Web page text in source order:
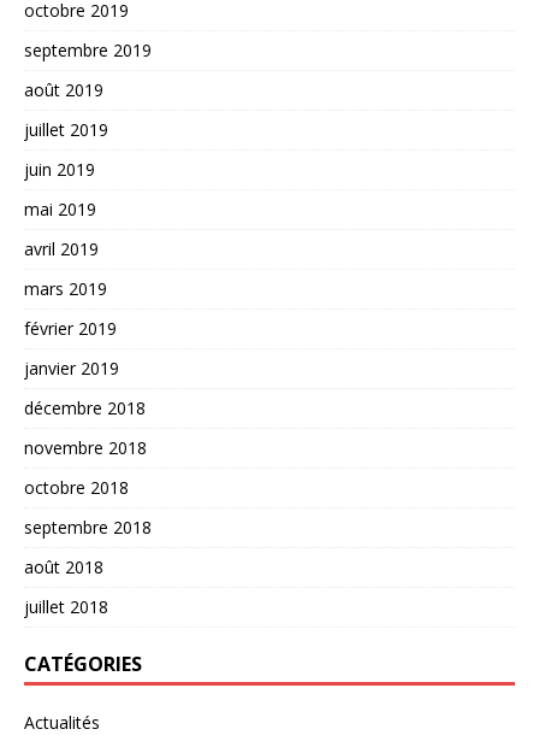
octobre 2019
septembre 2019
août 2019
juillet 2019
juin 2019
mai 2019
avril 2019
mars 2019
février 2019
janvier 2019
décembre 2018
novembre 2018
octobre 2018
septembre 2018
août 2018
juillet 2018
CATÉGORIES
Actualités